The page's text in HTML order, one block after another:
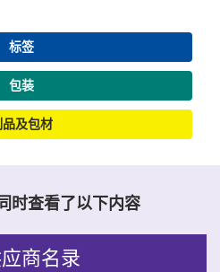
标签
包装
品及包材
时查看了以下内容
商名录